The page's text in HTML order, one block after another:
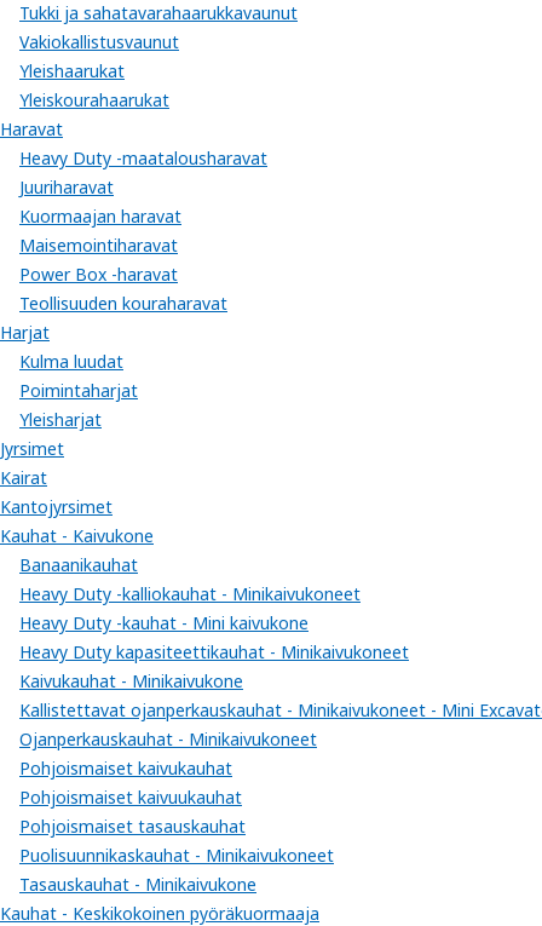
Tukki ja sahatavarahaarukkavaunut
Vakiokallistusvaunut
Yleishaarukat
Yleiskourahaarukat
Haravat
Heavy Duty -maatalousharavat
Juuriharavat
Kuormaajan haravat
Maisemointiharavat
Power Box -haravat
Teollisuuden kouraharavat
Harjat
Kulma luudat
Poimintaharjat
Yleisharjat
Jyrsimet
Kairat
Kantojyrsimet
Kauhat - Kaivukone
Banaanikauhat
Heavy Duty -kalliokauhat - Minikaivukoneet
Heavy Duty -kauhat - Mini kaivukone
Heavy Duty kapasiteettikauhat - Minikaivukoneet
Kaivukauhat - Minikaivukone
Kallistettavat ojanperkauskauhat - Minikaivukoneet - Mini
Ojanperkauskauhat - Minikaivukoneet
Pohjoismaiset kaivukauhat
Pohjoismaiset kaivuukauhat
Pohjoismaiset tasauskauhat
Puolisuunnikaskauhat - Minikaivukoneet
Tasauskauhat - Minikaivukone
Kauhat - Keskikokoinen pyöräkuormaaja